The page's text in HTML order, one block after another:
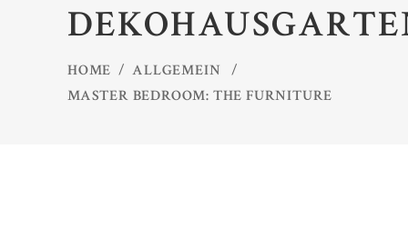
HOME /ALLGEMEIN
/
MASTER BEDROOM: THE FURNITURE